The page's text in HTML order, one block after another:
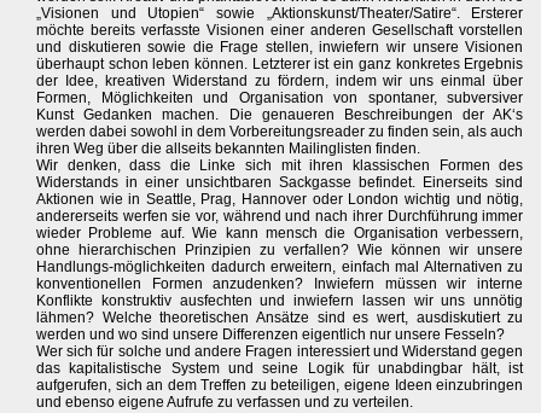
„Visionen und Utopien“ sowie „Aktionskunst/Theater/Satire“. Ersterer
möchte bereits verfasste Visionen einer anderen Gesellschaft vorstellen
und diskutieren sowie die Frage stellen, inwiefern wir unsere Visionen
überhaupt schon leben können. Letzterer ist ein ganz konkretes Ergebnis
der Idee, kreativen Widerstand zu fördern, indem wir uns einmal über
Formen, Möglichkeiten und Organisation von spontaner, subversiver
Kunst Gedanken machen. Die genaueren Beschreibungen der AK‘s
werden dabei sowohl in dem Vorbereitungsreader zu finden sein, als auch
ihren Weg über die allseits bekannten Mailinglisten finden.
Wir denken, dass die Linke sich mit ihren klassischen Formen des
Widerstands in einer unsichtbaren Sackgasse befindet. Einerseits sind
Aktionen wie in Seattle, Prag, Hannover oder London wichtig und nötig,
andererseits werfen sie vor, während und nach ihrer Durchführung immer
wieder Probleme auf. Wie kann mensch die Organisation verbessern,
ohne hierarchischen Prinzipien zu verfallen? Wie können wir unsere
Handlungs-möglichkeiten dadurch erweitern, einfach mal Alternativen zu
konventionellen Formen anzudenken? Inwiefern müssen wir interne
Konflikte konstruktiv ausfechten und inwiefern lassen wir uns unnötig
lähmen? Welche theoretischen Ansätze sind es wert, ausdiskutiert zu
werden und wo sind unsere Differenzen eigentlich nur unsere Fesseln?
Wer sich für solche und andere Fragen interessiert und Widerstand gegen
das kapitalistische System und seine Logik für unabdingbar hält, ist
aufgerufen, sich an dem Treffen zu beteiligen, eigene Ideen einzubringen
und ebenso eigene Aufrufe zu verfassen und zu verteilen.